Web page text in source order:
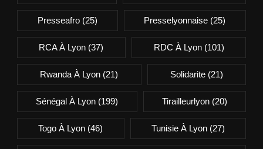
Presseafro(25) Presselyonnaise (25)
RCA À Lyon (37) RDC À Lyon(101)
Rwanda À Lyon (21) Solidarite(21)
Sénégal À Lyon (199) Tirailleurlyon(20)
Togo À Lyon (46) Tunisie À Lyon(27)